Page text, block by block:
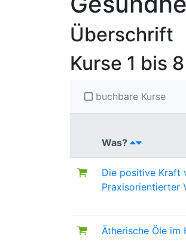
Überschrift
Kurse 1 bis
buchbare Kurse
Was?
Die positive Kraft
Praxisorientierter
Ätherische Öle im